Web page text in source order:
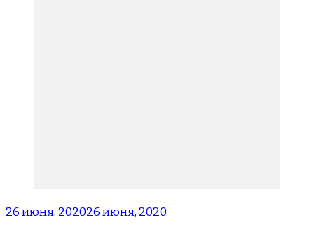
26 июня, 202026 июня, 2020